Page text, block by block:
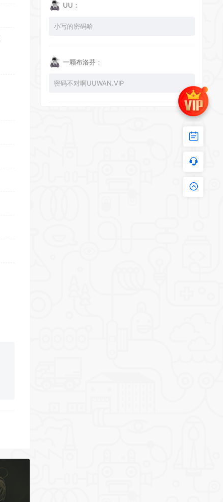
UU：
小写的密码哈
一颗布洛芬：
密码不对啊UUWAN.VIP
*